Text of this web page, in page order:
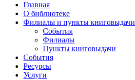
Главная
О библиотеке
Филиалы и пункты книговыдачи
События
Филиалы
Пункты книговыдачи
События
Ресурсы
Услуги